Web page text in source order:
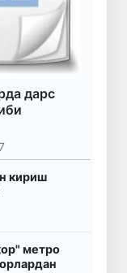
дарс
кириш
метро